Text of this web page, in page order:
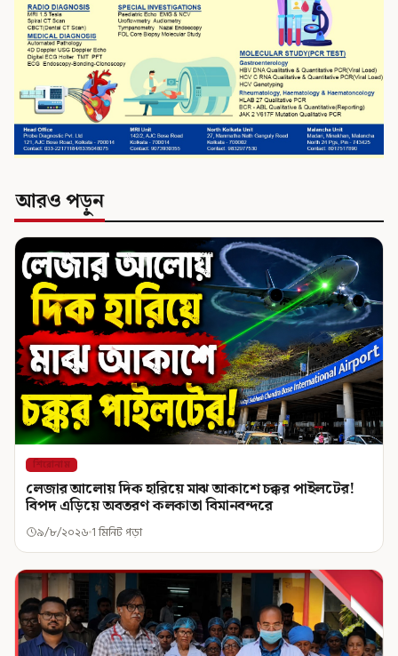
আরও পড়ুন
শিরোনাম
লেজার আলোয় দিক হারিয়ে মাঝ আকাশে চক্কর পাইলটের!
বিপদ এড়িয়ে অবতরণ কলকাতা বিমানবন্দরে
৯/৮/২০২৬ 1 মিনিট পড়া